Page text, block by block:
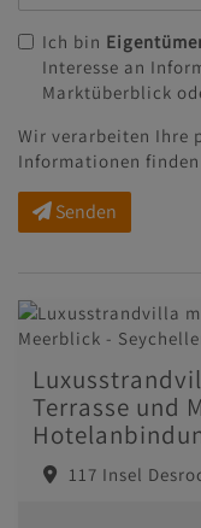
Ich bin
Interesse an
Marktüberblick
Wir verarbeiten Ihre
Informationen finden
Senden
Terrasse und
117 Insel